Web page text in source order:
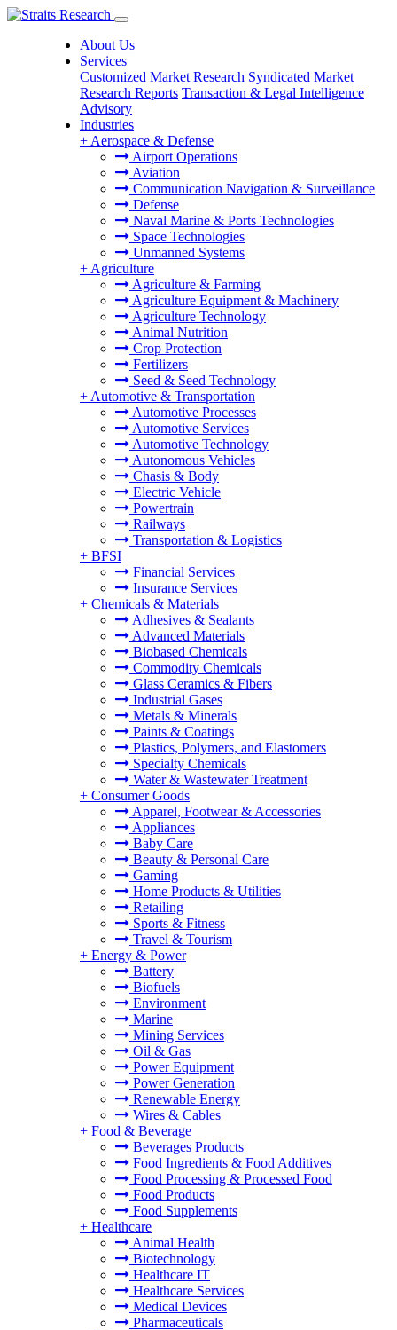
About Us
Services
Customized Market Research Syndicated Market
Research Reports Transaction & Legal Intelligence
Advisory
Industries
+ Aerospace & Defense
Airport Operations
Aviation
Communication Navigation & Surveillance
Defense
Naval Marine & Ports Technologies
Space Technologies
Unmanned Systems
+ Agriculture
Agriculture & Farming
Agriculture Equipment & Machinery
Agriculture Technology
Animal Nutrition
Crop Protection
Fertilizers
Seed & Seed Technology
+ Automotive & Transportation
Automotive Processes
Automotive Services
Automotive Technology
Autonomous Vehicles
Chasis & Body
Electric Vehicle
Powertrain
Railways
Transportation & Logistics
+ BFSI
Financial Services
Insurance Services
+ Chemicals & Materials
Adhesives & Sealants
Advanced Materials
Biobased Chemicals
Commodity Chemicals
Glass Ceramics & Fibers
Industrial Gases
Metals & Minerals
Paints & Coatings
Plastics, Polymers, and Elastomers
Specialty Chemicals
Water & Wastewater Treatment
+ Consumer Goods
Apparel, Footwear & Accessories
Appliances
Baby Care
Beauty & Personal Care
Gaming
Home Products & Utilities
Retailing
Sports & Fitness
Travel & Tourism
+ Energy & Power
Battery
Biofuels
Environment
Marine
Mining Services
Oil & Gas
Power Equipment
Power Generation
Renewable Energy
Wires & Cables
+ Food & Beverage
Beverages Products
Food Ingredients & Food Additives
Food Processing & Processed Food
Food Products
Food Supplements
+ Healthcare
Animal Health
Biotechnology
Healthcare IT
Healthcare Services
Medical Devices
Pharmaceuticals